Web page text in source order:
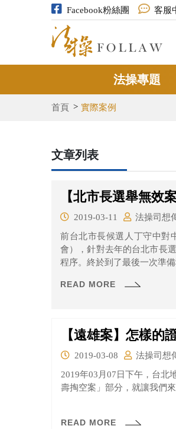
Facebook粉絲團 客服
法操專題
首頁 實際案例
文章列表
【北市長選舉無效
2019-03-11
法操司想
前台北市長候選人丁守中對
會），針對去年的台北市長
程序。終於到了最後一次準
READ MORE
【遠雄案】怎樣的
2019-03-08
法操司想
2019年03月07日下午，台北
壽掏空案」部分，就讓我們
READ MORE